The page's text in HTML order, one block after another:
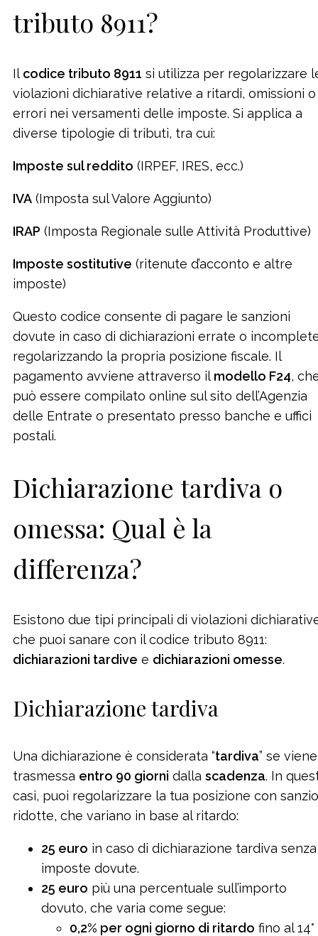
tributo 8911?
Il codice tributo 8911 si utilizza per regolarizzare
violazioni dichiarative relative a ritardi, omissioni o
errori nei versamenti delle imposte. Si applica a
diverse tipologie di tributi, tra cui:
Imposte sul reddito (IRPEF, IRES, ecc.)
IVA (Imposta sul Valore Aggiunto)
IRAP (Imposta Regionale sulle Attività Produttive)
Imposte sostitutive (ritenute d’acconto e altre
imposte)
Questo codice consente di pagare le sanzioni
dovute in caso di dichiarazioni errate o
regolarizzando la propria posizione fiscale. Il
pagamento avviene attraverso il modello F24,
può essere compilato online sul sito dell’Agenzia
delle Entrate o presentato presso banche e uffici
postali.
Dichiarazione tardiva o
omessa: Qual è la
differenza?
Esistono due tipi principali di violazioni
che puoi sanare con il codice tributo 8911:
dichiarazioni tardive e dichiarazioni omesse.
Dichiarazione tardiva
Una dichiarazione è considerata “tardiva” se viene
trasmessa entro 90 giorni dalla scadenza. In
casi, puoi regolarizzare la tua posizione con
ridotte, che variano in base al ritardo:
25 euro in caso di dichiarazione tardiva senza
imposte dovute.
25 euro più una percentuale sull’importo
dovuto, che varia come segue:
0,2% per ogni giorno di ritardo fino al 14°